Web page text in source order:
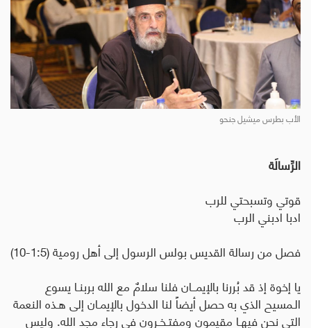
الأب بطرس ميشيل جنحو
الرِّسالَة
قوتي وتسبحتي للرب
ادبا ادبني الرب
فصل من رسالة القديس بولس الرسول إلى أهل رومية(1:5-10)
يا إخوة إذ قد بُررنا بالإيمــان فلنا سلامٌ مع الله بربنـا يسوع
الـمسيح الذي به حصل أيضاً لنا الدخول بالإيمـان إلى هـذه النعمة
التي نحن فيهـا مقيمون ومفتـخـرون في رجاء مجد الله. وليس